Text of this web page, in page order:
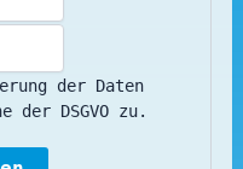
der Daten
der DSGVO zu.